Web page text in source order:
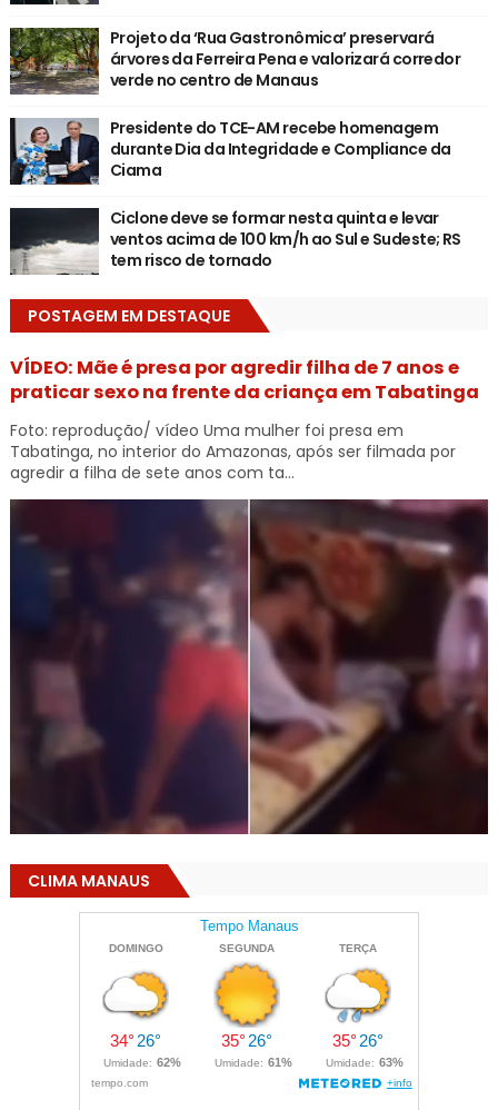
Projeto da ‘Rua Gastronômica’ preservará
árvores da Ferreira Pena e valorizará corredor
verde no centro de Manaus
Presidente do TCE-AM recebe homenagem
durante Dia da Integridade e Compliance da
Ciama
Ciclone deve se formar nesta quinta e levar
ventos acima de 100 km/h ao Sul e Sudeste; RS
tem risco de tornado
POSTAGEM EM DESTAQUE
VÍDEO: Mãe é presa por agredir filha de 7 anos e
praticar sexo na frente da criança em Tabatinga
Foto: reprodução/ vídeo Uma mulher foi presa em
Tabatinga, no interior do Amazonas, após ser filmada por
agredir a filha de sete anos com ta...
CLIMA MANAUS